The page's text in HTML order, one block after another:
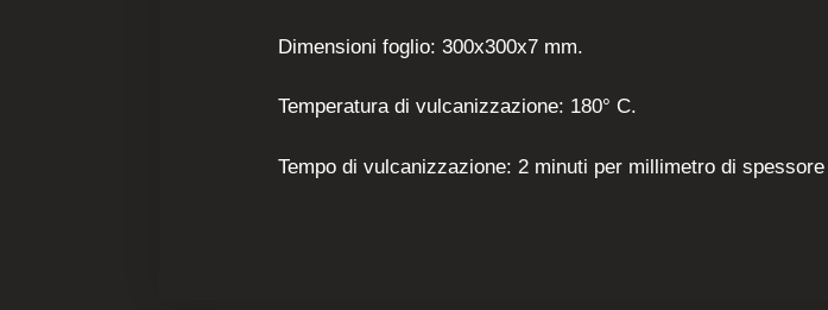
Dimensioni foglio: 300x300x7 mm.
Temperatura di vulcanizzazione: 180° C.
Tempo di vulcanizzazione: 2 minuti per millimetro di spessore